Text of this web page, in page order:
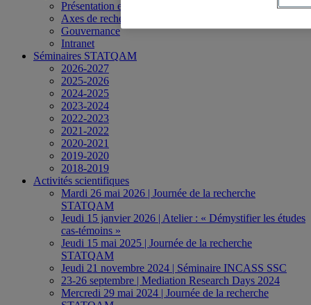
Présentation et historique
Axes de recherche
Gouvernance
Intranet
Séminaires STATQAM
2026-2027
2025-2026
2024-2025
2023-2024
2022-2023
2021-2022
2020-2021
2019-2020
2018-2019
Activités scientifiques
Mardi 26 mai 2026 | Journée de la recherche
STATQAM
Jeudi 15 janvier 2026 | Atelier : « Démystifier les études
cas-témoins »
Jeudi 15 mai 2025 | Journée de la recherche
STATQAM
Jeudi 21 novembre 2024 | Séminaire INCASS SSC
23-26 septembre | Mediation Research Days 2024
Mercredi 29 mai 2024 | Journée de la recherche